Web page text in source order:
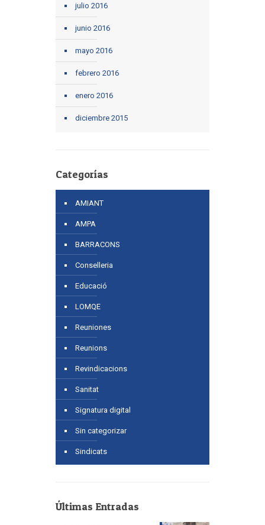
julio 2016
junio 2016
mayo 2016
febrero 2016
enero 2016
diciembre 2015
Categorías
AMIANT
AMPA
BARRACONS
Conselleria
Educació
LOMQE
Reuniones
Reunions
Revindicacions
Sanitat
Signatura digital
Sin categorizar
Sindicats
Últimas Entradas